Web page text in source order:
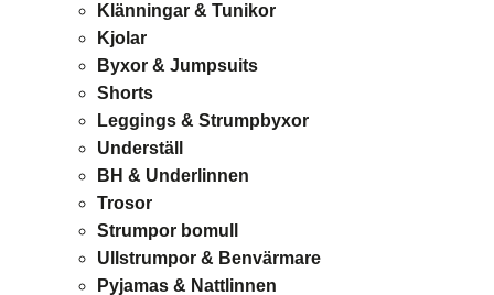
Klänningar & Tunikor
Kjolar
Byxor & Jumpsuits
Shorts
Leggings & Strumpbyxor
Underställ
BH & Underlinnen
Trosor
Strumpor bomull
Ullstrumpor & Benvärmare
Pyjamas & Nattlinnen